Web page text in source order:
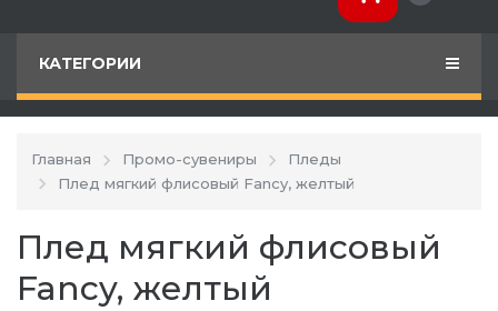
КАТЕГОРИИ
Главная Промо-сувениры
Пледы
Плед мягкий флисовый Fancy, желтый
Плед мягкий флисовый
Fancy, желтый